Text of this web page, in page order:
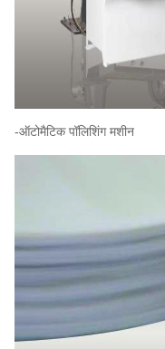
-ऑटोमैटिक पॉलिशिंग मशीन